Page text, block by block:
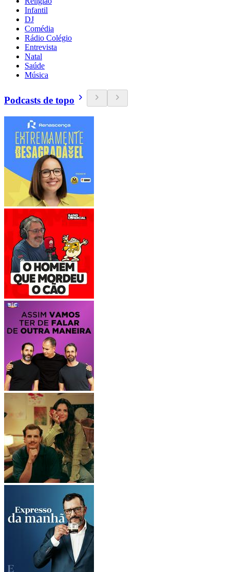
Infantil
DJ
Comédia
Rádio Colégio
Entrevista
Natal
Saúde
Música
Podcasts de topo